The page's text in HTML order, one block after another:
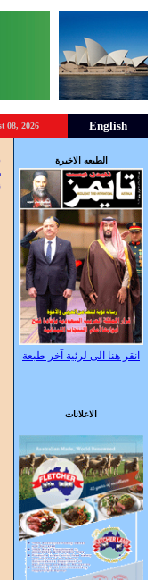
English
08, 2026
الطبعه الاخيرة
انقر هنا الى لرئية آخر طبعة
الاعلانات